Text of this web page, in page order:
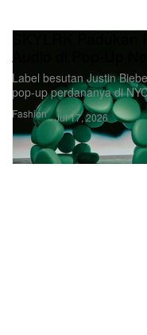
Postingan yang
Fashion
Audio di Pop-Up
Label besutan Justin
pop-up perdananya di
Jul 17, 2026